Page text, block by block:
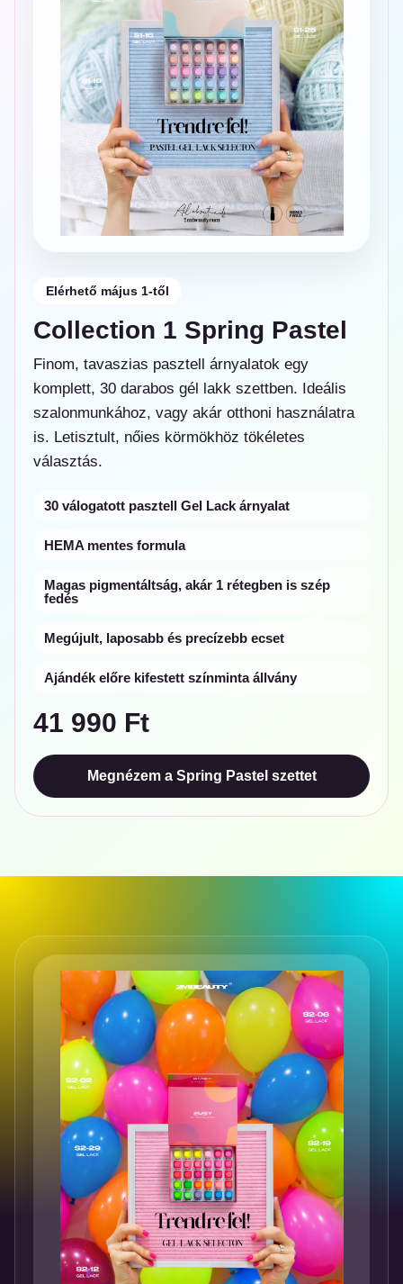
Elérhető május 1-től
Collection 1 Spring Pastel
Finom, tavaszias pasztell árnyalatok egy
komplett, 30 darabos gél lakk szettben. Ideális
szalonmunkához, vagy akár otthoni használatra
is. Letisztult, nőies körmökhöz tökéletes
választás.
30 válogatott pasztell Gel Lack árnyalat
HEMA mentes formula
Magas pigmentáltság, akár 1 rétegben is szép
fedés
Megújult, laposabb és precízebb ecset
Ajándék előre kifestett színminta állvány
41 990 Ft
Megnézem a Spring Pastel szettet